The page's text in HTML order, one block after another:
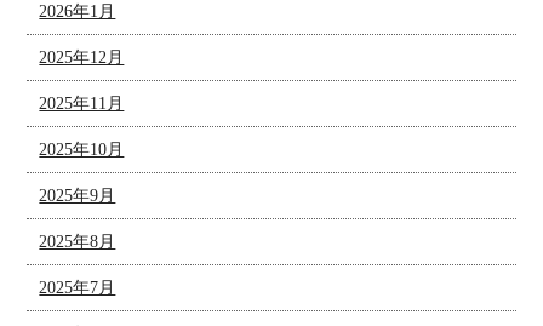
2026年1月
2025年12月
2025年11月
2025年10月
2025年9月
2025年8月
2025年7月